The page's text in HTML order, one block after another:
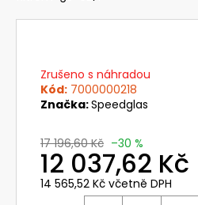
Zrušeno s náhradou
Kód: 7000000218
Značka:Speedglas
17 196,60 Kč –30 %
12 037,62 Kč
14 565,52 Kč včetně DPH
NEHOŘLAVÉ
KALHOTY
JAKUB